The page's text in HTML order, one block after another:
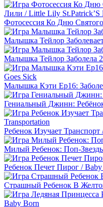
Фотосессия Ко Дню
Малышка Тейлор
Малышка Тейлор Заболела
Малышка Кэти Ер16:
Гениальный Джинн:
Ребенок Изучает
Милый Ребенок: Поп-
Ребенок Печет Пирог /
Страшный Ребенок В